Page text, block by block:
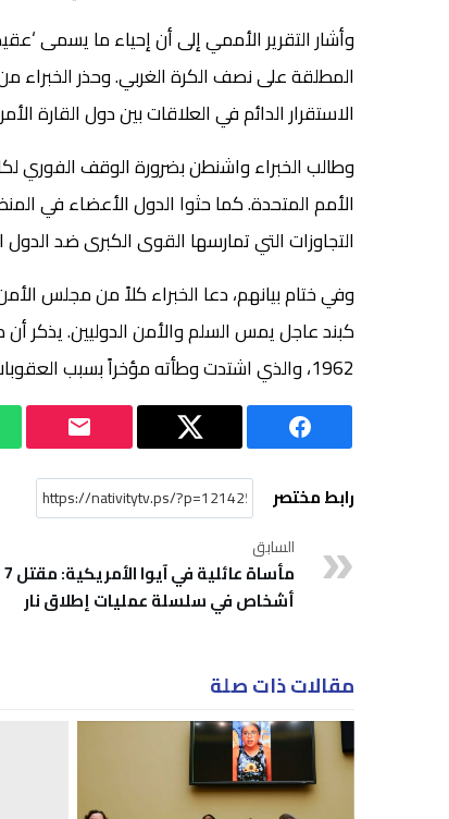
وأشار التقرير الأممي إلى أن إحياء ما
المطلقة على نصف الكرة الغربي. وحذر
الاستقرار الدائم في العلاقات بين دول القارة
وطالب الخبراء واشنطن بضرورة الوقف الفوري
الأمم المتحدة. كما حثوا الدول الأعضاء في
التجاوزات التي تمارسها القوى الكبرى ضد
وفي ختام بيانهم، دعا الخبراء كلاً من مجلس
كبند عاجل يمس السلم والأمن الدوليين. يذكر
1962، والذي اشتدت وطأته مؤخراً بسبب العقوبات النفطية الجديدة.
رابط مختصر
السابق
مأساة عائلية في آيوا الأمريكية: مقتل 7
أشخاص في سلسلة عمليات إطلاق نار
مقالات ذات صلة